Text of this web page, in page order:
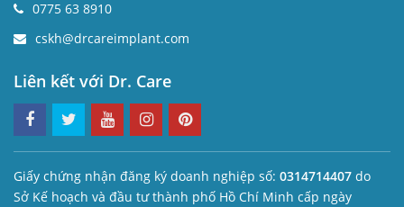
0775 63 8910
cskh@drcareimplant.com
Liên kết với Dr. Care
Giấy chứng nhận đăng ký doanh nghiệp số: 0314714407 do
Sở Kế hoạch và đầu tư thành phố Hồ Chí Minh cấp ngày